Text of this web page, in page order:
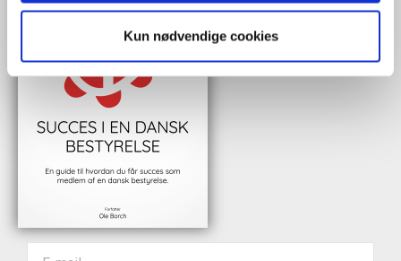
Kun nødvendige cookies